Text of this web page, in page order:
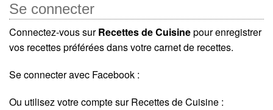
Se connecter
Connectez-vous surRecettes de Cuisinepour enregistrer
vos recettes préférées dans votre carnet de recettes.
Se connecter avec Facebook :
Ou utilisez votre compte sur Recettes de Cuisine :